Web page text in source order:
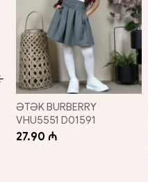
ƏTƏK BURBERRY
VHU5551 D01591
27.90 ₼